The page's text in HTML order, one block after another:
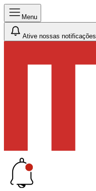
Menu
Ative nossas notificações